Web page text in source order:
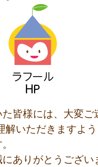
皆様には、大変
解いただきますよ
ありがとうござい